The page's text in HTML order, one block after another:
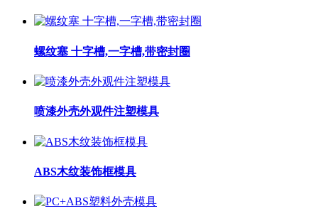
螺纹塞 十字槽,一字槽,带密封圈
喷漆外壳外观件注塑模具
ABS木纹装饰框模具